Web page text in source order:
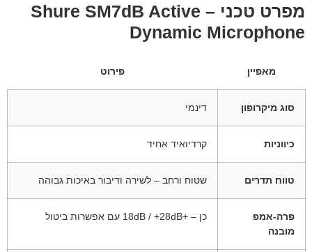
מפרט טכני – Shure SM7dB Active
Dynamic Microphone
מאפיין פירוט
סוג מיקרופון דינמי
כיווניות קרדיואיד אחיד
טווח תדרים שטוח ורחב – לשירה ודיבור באיכות גבוהה
פרה-אמפ
מובנה
כן – +18dB / +28dB עם אפשרות ביטול